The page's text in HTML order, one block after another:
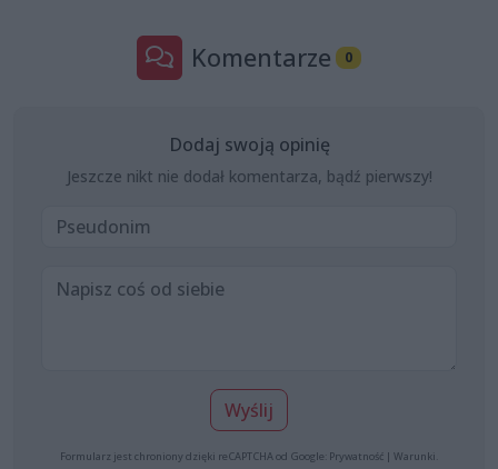
Komentarze 0
Dodaj swoją opinię
Jeszcze nikt nie dodał komentarza, bądź pierwszy!
Wyślij
Formularz jest chroniony dzięki reCAPTCHA od Google: Prywatność | Warunki